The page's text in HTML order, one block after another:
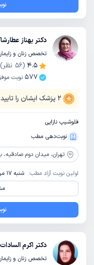
دکتر بهناز
تخصص زنان و
4.5
(
56 نظر)
577 نوبت
2 پزشک ایشان را تایید
فلوشیپ نازایی
نوبت‌دهی مطب
تهران، میدان دوم صادقیه، بلوارآیت الله
اولین نوبت آزاد مطب: شنبه 17 مرداد
دکتر اکرم
تخصص زنان و